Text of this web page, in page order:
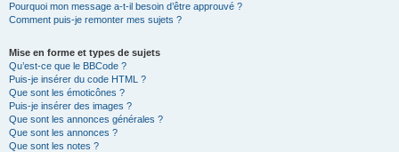
Pourquoi mon message a-t-il besoin d’être approuvé ?
Comment puis-je remonter mes sujets ?
Mise en forme et types de sujets
Qu’est-ce que le BBCode ?
Puis-je insérer du code HTML ?
Que sont les émoticônes ?
Puis-je insérer des images ?
Que sont les annonces générales ?
Que sont les annonces ?
Que sont les notes ?